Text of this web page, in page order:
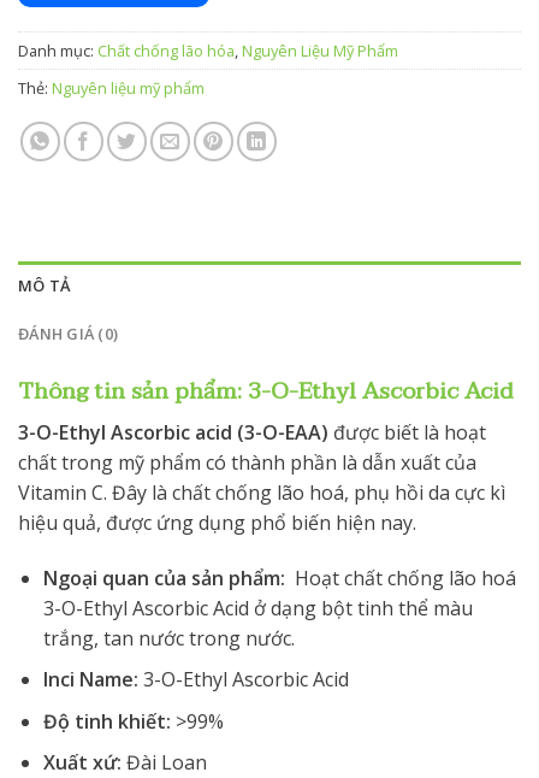
Danh mục: Chất chống lão hóa,Nguyên Liệu Mỹ Phẩm
Thẻ: Nguyên liệu mỹ phẩm
MÔ TẢ
ĐÁNH GIÁ (0)
Thông tin sản phẩm: 3-O-Ethyl Ascorbic Acid
3-O-Ethyl Ascorbic acid (3-O-EAA) được biết là hoạt
chất trong mỹ phẩm có thành phần là dẫn xuất của
Vitamin C. Đây là chất chống lão hoá, phụ hồi da cực kì
hiệu quả, được ứng dụng phổ biến hiện nay.
Ngoại quan của sản phẩm: Hoạt chất chống lão hoá
3-O-Ethyl Ascorbic Acid ở dạng bột tinh thể màu
trắng, tan nước trong nước.
Inci Name: 3-O-Ethyl Ascorbic Acid
Độ tinh khiết: >99%
Xuất xứ: Đài Loan